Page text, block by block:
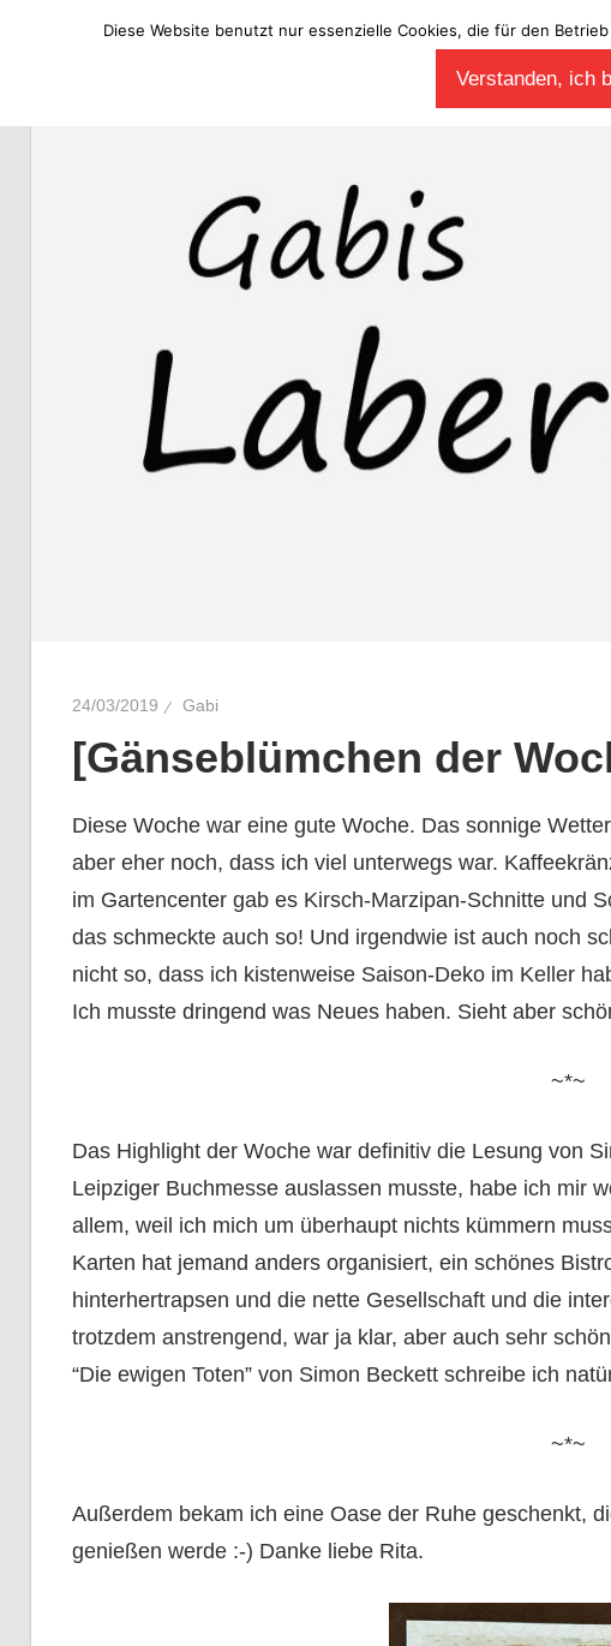
24/03/2019 Gabi
[Gänseblümchen der
Diese Woche war eine gute Woche. Das sonnige
aber eher noch, dass ich viel unterwegs war.
im Gartencenter gab es Kirsch-Marzipan-Schnitte und
das schmeckte auch so! Und irgendwie ist auch noch
nicht so, dass ich kistenweise Saison-Deko im Keller
Ich musste dringend was Neues haben. Sieht aber
~*~
Das Highlight der Woche war definitiv die Lesung von
Leipziger Buchmesse auslassen musste, habe ich mir
allem, weil ich mich um überhaupt nichts kümmern
Karten hat jemand anders organisiert, ein schönes
hinterhertrapsen und die nette Gesellschaft und die
trotzdem anstrengend, war ja klar, aber auch sehr
“Die ewigen Toten” von Simon Beckett schreibe ich
~*~
Außerdem bekam ich eine Oase der Ruhe geschenkt,
genießen werde :-) Danke liebe Rita.
Diese Website benutzt nur essenzielle Cookies, die für den
Verstanden, ich